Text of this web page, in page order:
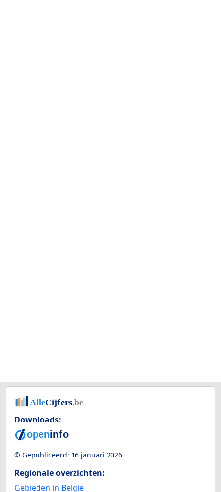
Downloads:
© Gepubliceerd: 16 januari 2026
Regionale overzichten:
Gebieden in België